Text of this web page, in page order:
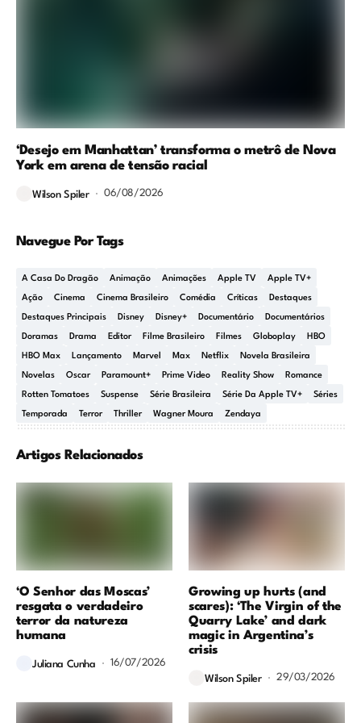
‘Desejo em Manhattan’ transforma o metrô de Nova
York em arena de tensão racial
Wilson Spiler 06/08/2026
Navegue Por Tags
A Casa Do Dragão Animação Animações Apple TV Apple TV+
Ação Cinema Cinema Brasileiro Comédia Críticas Destaques
Destaques Principais Disney Disney+ Documentário Documentários
Doramas Drama Editor Filme Brasileiro Filmes Globoplay HBO
HBO Max Lançamento Marvel Max Netflix Novela Brasileira
Novelas Oscar Paramount+ Prime Video Reality Show Romance
Rotten Tomatoes Suspense Série Brasileira Série Da Apple TV+ Séries
Temporada Terror Thriller Wagner Moura Zendaya
Artigos Relacionados
‘O Senhor das Moscas’
resgata o verdadeiro
terror da natureza
humana
Juliana Cunha 16/07/2026
Growing up hurts (and
scares): ‘The Virgin of the
Quarry Lake’ and dark
magic in Argentina’s
crisis
Wilson Spiler 29/03/2026